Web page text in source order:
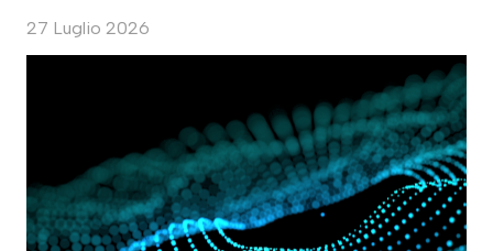
27 Luglio 2026